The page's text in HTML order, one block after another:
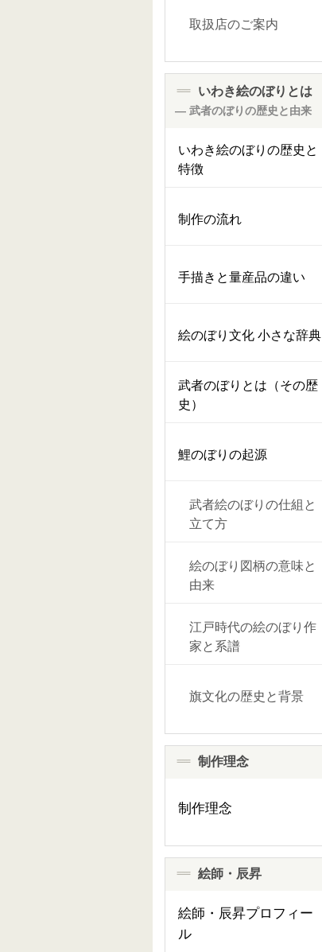
取扱店のご案内
いわき絵のぼりとは
― 武者のぼりの歴史と由来
いわき絵のぼりの歴史と
特徴
制作の流れ
手描きと量産品の違い
絵のぼり文化 小さな辞典
武者のぼりとは（その歴
史）
鯉のぼりの起源
武者絵のぼりの仕組と
立て方
絵のぼり図柄の意味と
由来
江戸時代の絵のぼり作
家と系譜
旗文化の歴史と背景
制作理念
制作理念
絵師・辰昇
絵師・辰昇プロフィー
ル